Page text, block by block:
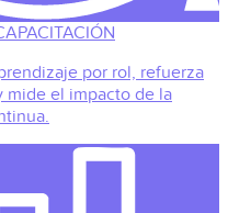
por rol, refuerza
mide el impacto de la